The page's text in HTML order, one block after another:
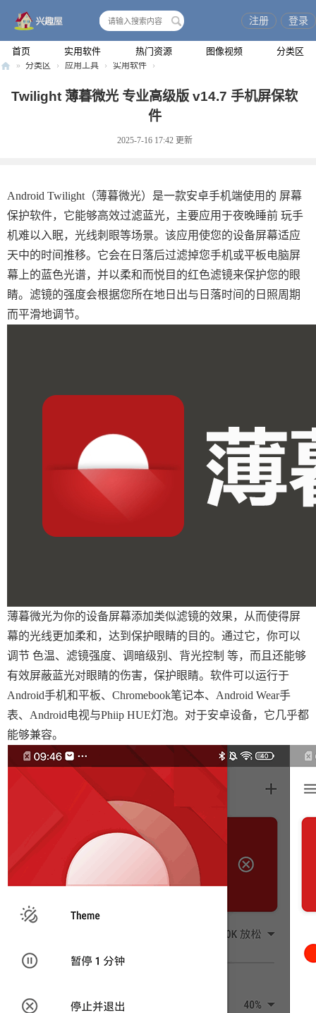
首页 实用软件 热门资源 图像视频 分类区
注册 登录
» 分类区 › 应用工具 › 实用软件 ›
Twilight 薄暮微光 专业高级版 v14.7 手机屏保软
件
2025-7-16 17:42 更新
Android Twilight（薄暮微光）是一款安卓手机端使用的 屏幕
保护软件，它能够高效过滤蓝光，主要应用于夜晚睡前 玩手
机难以入眠，光线刺眼等场景。该应用使您的设备屏幕适应
天中的时间推移。它会在日落后过滤掉您手机或平板电脑屏
幕上的蓝色光谱，并以柔和而悦目的红色滤镜来保护您的眼
睛。滤镜的强度会根据您所在地日出与日落时间的日照周期
而平滑地调节。
薄暮微光为你的设备屏幕添加类似滤镜的效果，从而使得屏
幕的光线更加柔和，达到保护眼睛的目的。通过它，你可以
调节 色温、滤镜强度、调暗级别、背光控制 等，而且还能够
有效屏蔽蓝光对眼睛的伤害，保护眼睛。软件可以运行于
Android手机和平板、Chromebook笔记本、Android Wear手
表、Android电视与Phiip HUE灯泡。对于安卓设备，它几乎都
能够兼容。